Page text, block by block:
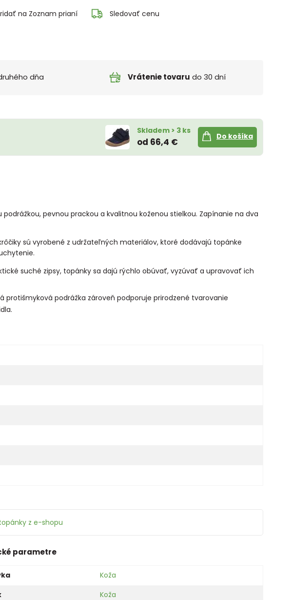
na Zoznam prianí Sledovať cenu
dňa Vrátenie tovaru do 30 dní
Skladem > 3 ks
od 66,4 €
Do košíka
pevnou prackou a kvalitnou koženou stielkou. Zapínanie na dva
sú vyrobené z udržateľných materiálov, ktoré dodávajú topánke
suché zipsy, topánky sa dajú rýchlo obúvať, vyzúvať a upravovať ich
protišmyková podrážka zároveň podporuje prirodzené tvarovanie
z e-shopu
parametre
Koža
Koža